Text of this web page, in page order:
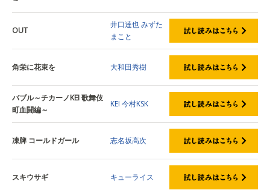
OUT
井口達也みずた
まこと
角栄に花束を 大和田秀樹
バブル～チカーノKEI 歌舞伎
町血闘編～
KEI 今村KSK
凍牌 コールドガール 志名坂高次
スキウサギ キューライス